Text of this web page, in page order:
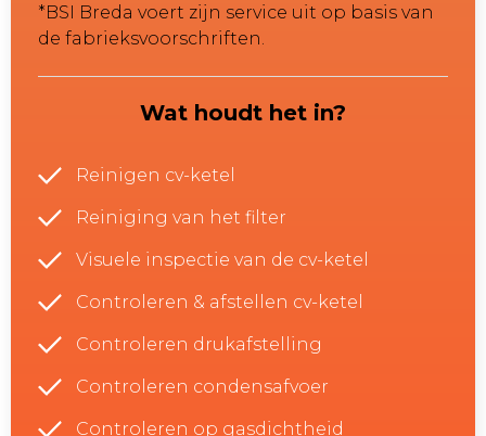
*BSI Breda voert zijn service uit op basis van
de fabrieksvoorschriften.
Wat houdt het in?
Reinigen cv-ketel
Reiniging van het filter
Visuele inspectie van de cv-ketel
Controleren & afstellen cv-ketel
Controleren drukafstelling
Controleren condensafvoer
Controleren op gasdichtheid